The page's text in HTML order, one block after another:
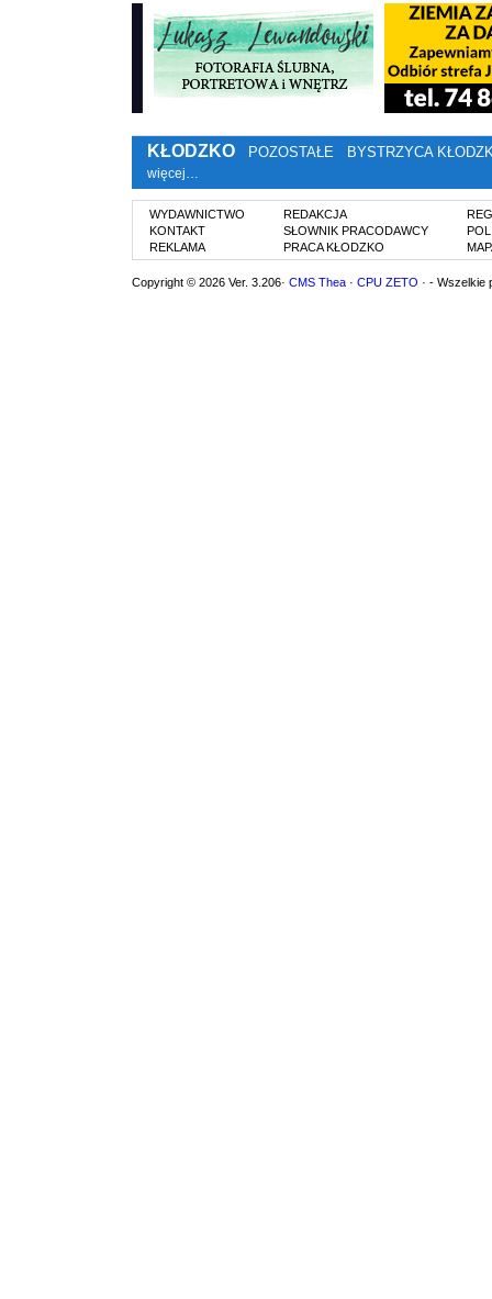
KŁODZKO POZOSTAŁE BYSTRZYCA
więcej…
WYDAWNICTWO
KONTAKT
REKLAMA
REDAKCJA
SŁOWNIK PRACODAWCY
PRACA KŁODZKO
Copyright © 2026 Ver. 3.206· CMS Thea · CPU ZETO · - Wszelkie